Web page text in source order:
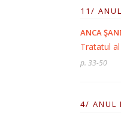
11/
ANCA
Tratatul
p. 33-50
4/ ANUL